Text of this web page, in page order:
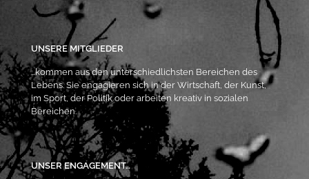
UNSERE MITGLIEDER
…kommen aus den unterschiedlichsten Bereichen des
Lebens. Sie engagieren sich in der Wirtschaft, der Kunst,
im Sport, der Politik oder arbeiten kreativ in sozialen
Bereichen.
UNSER ENGAGEMENT…